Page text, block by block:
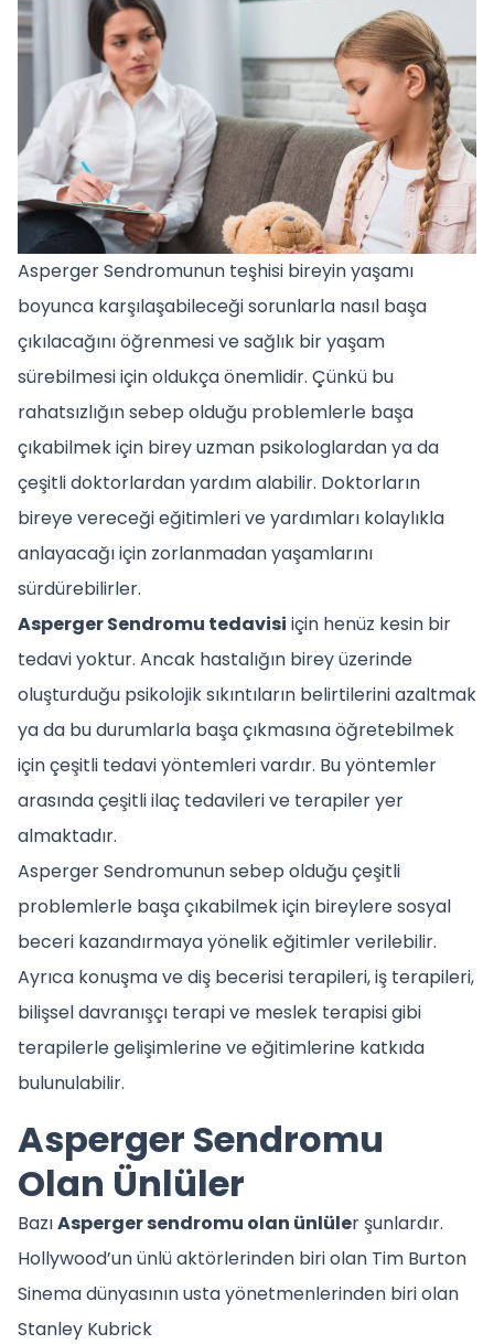
Asperger Sendromunun teşhisi bireyin yaşamı
boyunca karşılaşabileceği sorunlarla nasıl başa
çıkılacağını öğrenmesi ve sağlık bir yaşam
sürebilmesi için oldukça önemlidir. Çünkü bu
rahatsızlığın sebep olduğu problemlerle başa
çıkabilmek için birey uzman psikologlardan ya da
çeşitli doktorlardan yardım alabilir. Doktorların
bireye vereceği eğitimleri ve yardımları kolaylıkla
anlayacağı için zorlanmadan yaşamlarını
sürdürebilirler.
Asperger Sendromu tedavisi için henüz kesin bir
tedavi yoktur. Ancak hastalığın birey üzerinde
oluşturduğu psikolojik sıkıntıların belirtilerini azaltmak
ya da bu durumlarla başa çıkmasına öğretebilmek
için çeşitli tedavi yöntemleri vardır. Bu yöntemler
arasında çeşitli ilaç tedavileri ve terapiler yer
almaktadır.
Asperger Sendromunun sebep olduğu çeşitli
problemlerle başa çıkabilmek için bireylere sosyal
beceri kazandırmaya yönelik eğitimler verilebilir.
Ayrıca konuşma ve diş becerisi terapileri, iş terapileri,
bilişsel davranışçı terapi ve meslek terapisi gibi
terapilerle gelişimlerine ve eğitimlerine katkıda
bulunulabilir.
Asperger Sendromu
Olan Ünlüler
BazıAsperger sendromu olan ünlüler şunlardır.
Hollywood’un ünlü aktörlerinden biri olan Tim Burton
Sinema dünyasının usta yönetmenlerinden biri olan
Stanley Kubrick